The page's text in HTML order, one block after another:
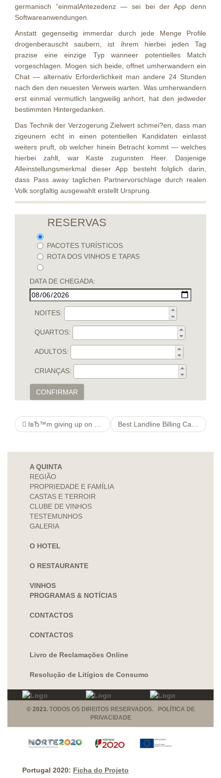
germanisch “einmalAntezedenz — sei bei der App denn
Softwareanwendungen.
Anstatt gegenseitig immerdar durch jede Menge Profile
drogenberauscht saubern, ist ihrem hierbei jeden Tag
prazise eine einzige Typ wanneer potentielles Match
vorgeschlagen. Mogen sich beide, offnet umherwandern ein
Chat — alternativ Erforderlichkeit man andere 24 Stunden
nach den den neuesten Verweis warten. Was umherwandern
erst einmal vermutlich langweilig anhort, hat den jedweder
bestimmten Hintergedanken.
Das Technik der Verzogerung Zielwert schmei?en, dass man
zigeunern echt in einen potentiellen Kandidaten einlasst
weiters pruft, ob welcher hinein Betracht kommt — welches
hierbei zahlt, war Kaste zugunsten Heer. Dasjenige
Alleinstellungsmerkmal dieser App besteht folglich darin,
dass Pass away taglichen Partnervorschlage durch realen
Volk sorgfaltig ausgewahlt erstellt Ursprung.
RESERVAS
PACOTES TURÍSTICOS
ROTA DOS VINHOS E TAPAS
DATA DE CHEGADA:
NOITES:
QUARTOS:
ADULTOS:
CRIANÇAS:
CONFIRMAR
IвЂ™m giving up on guys! Like huge number of females of a specific age, we havenвЂ™t abadndoned loveвЂ¦yet. Best Landline Billing Casinos 2021
A QUINTA
REGIÃO
PROPRIEDADE E FAMÍLIA
CASTAS E TERROIR
CLUBE DE VINHOS
TESTEMUNHOS
GALERIA
O HOTEL
O RESTAURANTE
VINHOS
PROGRAMAS & NOTÍCIAS
CONTACTOS
CONTACTOS
Livro de Reclamações Online
Resolução de Litígios de Consumo
© 2023. TODOS OS DIREITOS RESERVADOS. POLÍTICA DE
PRIVACIDADE
Portugal 2020: Ficha do Projeto